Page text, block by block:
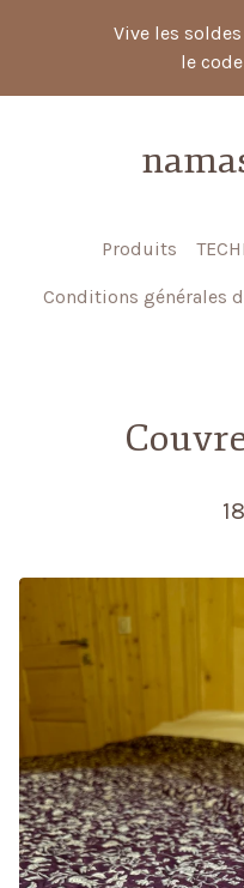
Vive les
le
Produits
Conditions générales